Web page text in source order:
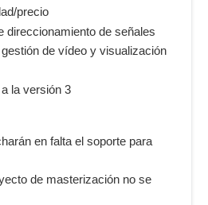
precio
direccionamiento de señales
de vídeo y visualización
la versión 3
en falta el soporte para
de masterización no se